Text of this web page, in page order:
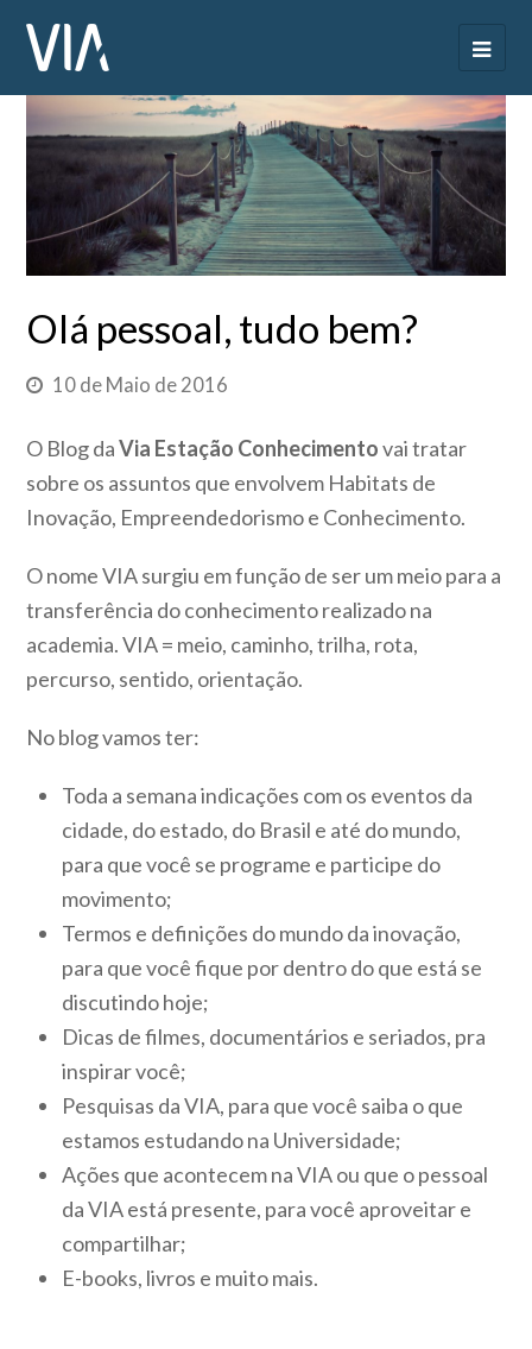
Olá pessoal, tudo bem?
10 de Maio de 2016
O Blog daVia Estação Conhecimentovai tratar
sobre os assuntos que envolvem Habitats de
Inovação, Empreendedorismo e Conhecimento.
O nome VIA surgiu em função de ser um meio para a
transferência do conhecimento realizado na
academia. VIA = meio, caminho, trilha, rota,
percurso, sentido, orientação.
No blog vamos ter:
Toda a semana indicações com os eventos da
cidade, do estado, do Brasil e até do mundo,
para que você se programe e participe do
movimento;
Termos e definições do mundo da inovação,
para que você fique por dentro do que está se
discutindo hoje;
Dicas de filmes, documentários e seriados, pra
inspirar você;
Pesquisas da VIA, para que você saiba o que
estamos estudando na Universidade;
Ações que acontecem na VIA ou que o pessoal
da VIA está presente, para você aproveitar e
compartilhar;
E-books, livros e muito mais.